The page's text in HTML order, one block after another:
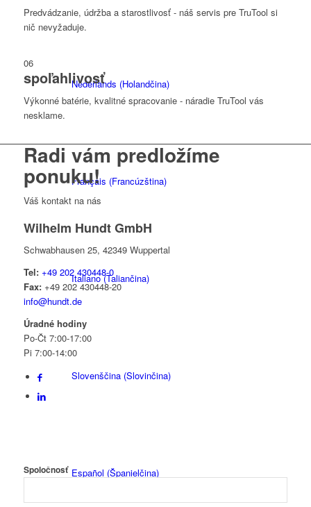
Nederlands (Holandčina)
Français (Francúzština)
Italiano(Taliančina)
Slovenščina(Slovinčina)
Español (Španielčina)
Predvádzanie, údržba a starostlivosť - náš servis pre TruTool si
nič nevyžaduje.
06
spoľahlivosť
Výkonné batérie, kvalitné spracovanie - náradie TruTool vás
nesklame.
Radi vám predložíme
ponuku!
Váš kontakt na nás
Wilhelm Hundt GmbH
Schwabhausen 25, 42349 Wuppertal
Tel: +49 202 430448-0
Fax:+49 202 430448-20
info@hundt.de
Úradné hodiny
Po-Čt 7:00-17:00
Pi 7:00-14:00
Spoločnosť